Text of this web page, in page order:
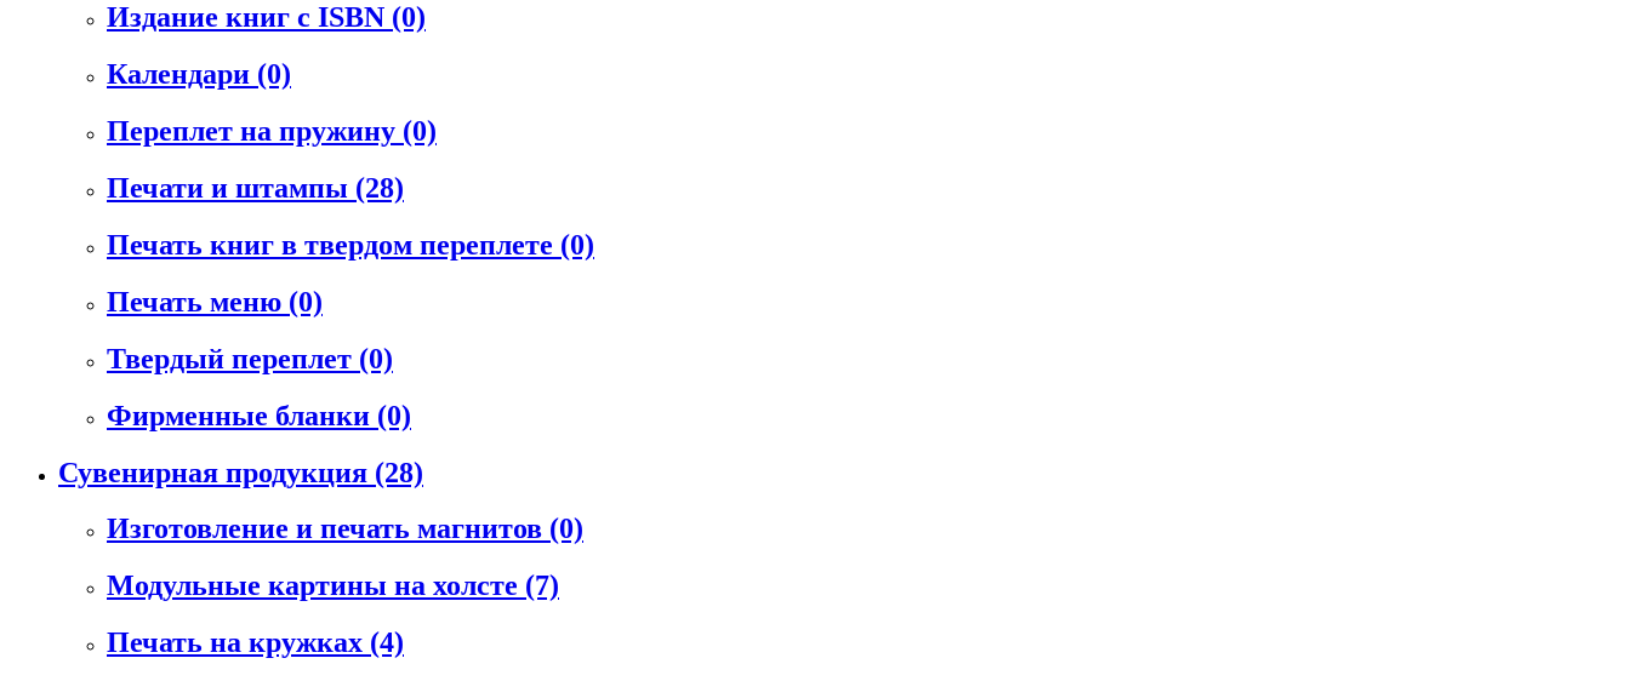
Издание книг с ISBN (0)
Календари (0)
Переплет на пружину (0)
Печати и штампы (28)
Печать книг в твердом переплете (0)
Печать меню (0)
Твердый переплет (0)
Фирменные бланки (0)
Сувенирная продукция (28)
Изготовление и печать магнитов (0)
Модульные картины на холсте (7)
Печать на кружках (4)